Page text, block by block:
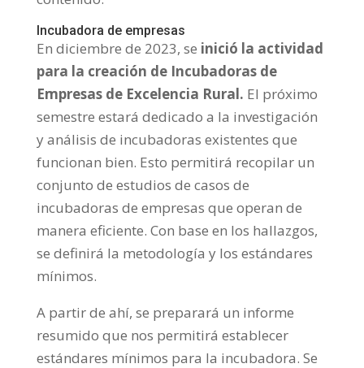
Incubadora de empresas
En diciembre de 2023, se inició la actividad
para la creación de Incubadoras de
Empresas de Excelencia Rural. El próximo
semestre estará dedicado a la investigación
y análisis de incubadoras existentes que
funcionan bien. Esto permitirá recopilar un
conjunto de estudios de casos de
incubadoras de empresas que operan de
manera eficiente. Con base en los hallazgos,
se definirá la metodología y los estándares
mínimos.
A partir de ahí, se preparará un informe
resumido que nos permitirá establecer
estándares mínimos para la incubadora. Se